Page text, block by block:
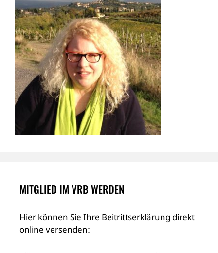
MITGLIED IM VRB WERDEN
Hier können Sie Ihre Beitrittserklärung direkt
online versenden: